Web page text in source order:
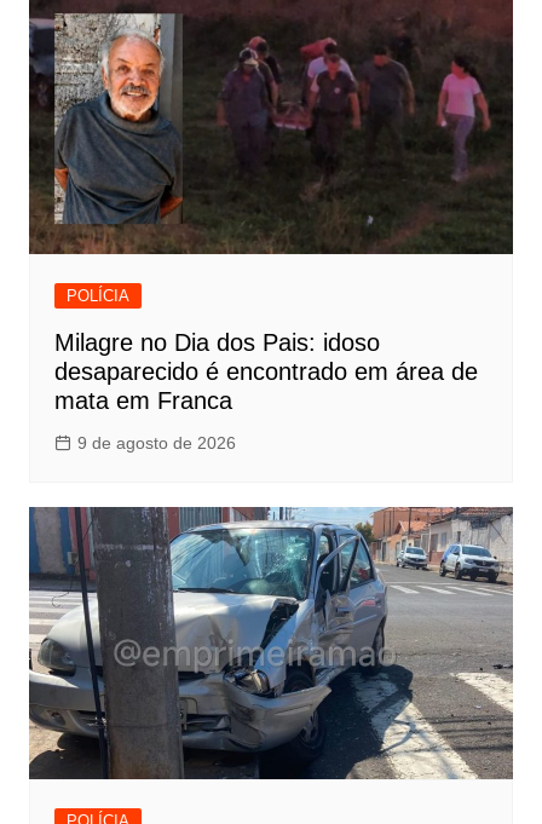
POLÍCIA
Milagre no Dia dos Pais: idoso
desaparecido é encontrado em área de
mata em Franca
9 de agosto de 2026